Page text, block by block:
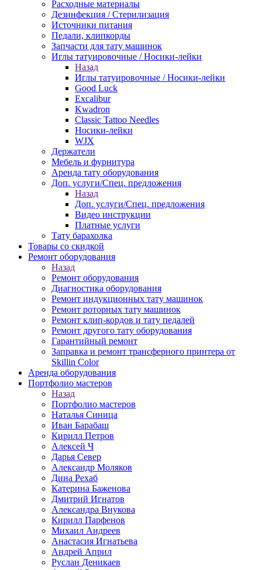
Расходные материалы
Дезинфекция / Стерилизация
Источники питания
Педали, клипкорды
Запчасти для тату машинок
Иглы татуировочные / Носики-лейки
Назад
Иглы татуировочные / Носики-лейки
Good Luck
Excalibur
Kwadron
Classic Tattoo Needles
Носики-лейки
WJX
Держатели
Мебель и фурнитура
Аренда тату оборудования
Доп. услуги/Спец. предложения
Назад
Доп. услуги/Спец. предложения
Видео инструкции
Платные услуги
Тату барахолка
Товары со скидкой
Ремонт оборудования
Назад
Ремонт оборудования
Диагностика оборудования
Ремонт индукционных тату машинок
Ремонт роторных тату машинок
Ремонт клип-кордов и тату педалей
Ремонт другого тату оборудования
Гарантийный ремонт
Заправка и ремонт трансферного принтера от
Skillin Color
Аренда оборудования
Портфолио мастеров
Назад
Портфолио мастеров
Наталья Синица
Иван Барабаш
Кирилл Петров
Алексей Ч
Дарья Север
Александр Моляков
Дина Рехаб
Катерина Баженова
Дмитрий Игнатов
Александра Внукова
Кирилл Парфенов
Михаил Андреев
Анастасия Игнатьева
Андрей Април
Руслан Деникаев